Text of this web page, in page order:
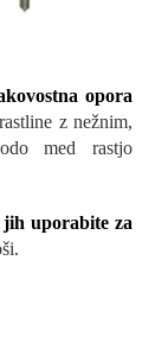
opora
z nežnim,
med rastjo
jih uporabite za